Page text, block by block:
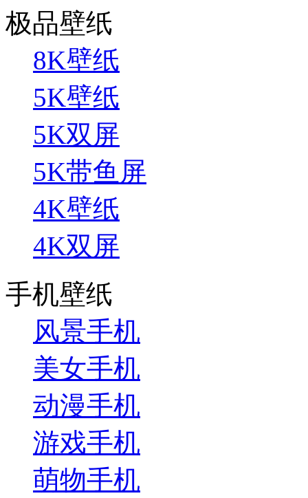
极品壁纸
8K壁纸
5K壁纸
5K双屏
5K带鱼屏
4K壁纸
4K双屏
手机壁纸
风景手机
美女手机
动漫手机
游戏手机
萌物手机